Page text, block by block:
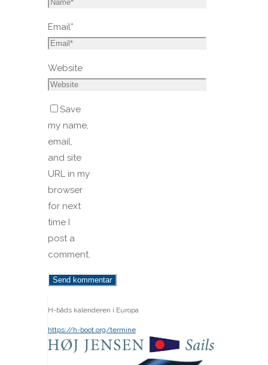
Email*
Website
Save
my name,
email,
and site
URL in my
browser
for next
time I
post a
comment.
H-båds kalenderen i Europa
https://h-boot.org/termine